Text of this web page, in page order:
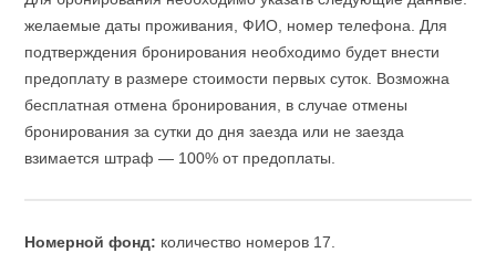
желаемые даты проживания, ФИО, номер телефона. Для
подтверждения бронирования необходимо будет внести
предоплату в размере стоимости первых суток. Возможна
бесплатная отмена бронирования, в случае отмены
бронирования за сутки до дня заезда или не заезда
взимается штраф — 100% от предоплаты.
Номерной фонд: количество номеров 17.